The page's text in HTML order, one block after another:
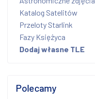
Katalog Satelitów
Przeloty Starlink
Fazy Księżyca
Dodaj własne TLE
Polecamy